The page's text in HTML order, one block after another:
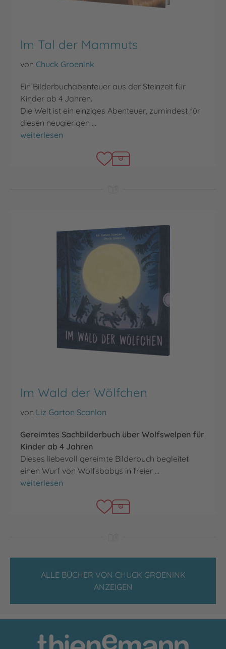
Im Tal der Mammuts
von Chuck Groenink
Ein Bilderbuchabenteuer aus der Steinzeit für
Kinder ab 4 Jahren.
Die Welt ist ein einziges Abenteuer, zumindest für
diesen neugierigen …
Im Tal der Mammuts
weiterlesen
Im Wald der Wölfchen
von Liz Garton Scanlon
Gereimtes Sachbilderbuch über Wolfswelpen für
Kinder ab 4 Jahren
Dieses liebevoll gereimte Bilderbuch begleitet
einen Wurf von Wolfsbabys in freier …
Im Wald der Wölfchen
weiterlesen
ALLE BÜCHER VON CHUCK GROENINK
ANZEIGEN